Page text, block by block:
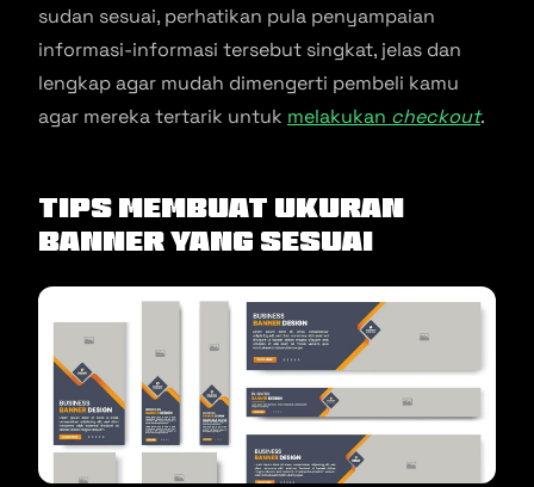
sudan sesuai, perhatikan pula penyampaian
informasi-informasi tersebut singkat, jelas dan
lengkap agar mudah dimengerti pembeli kamu
agar mereka tertarik untuk melakukan checkout.
Tips Membuat Ukuran
Banner yang Sesuai